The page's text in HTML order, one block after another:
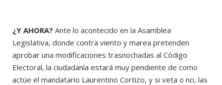
¿Y AHORA? Ante lo acontecido en la Asamblea
Legislativa, donde contra viento y marea pretenden
aprobar una modificaciones trasnochadas al Código
Electoral, la ciudadanía estará muy pendiente de como
actúe el mandatario Laurentino Cortizo, y si veta o no, las